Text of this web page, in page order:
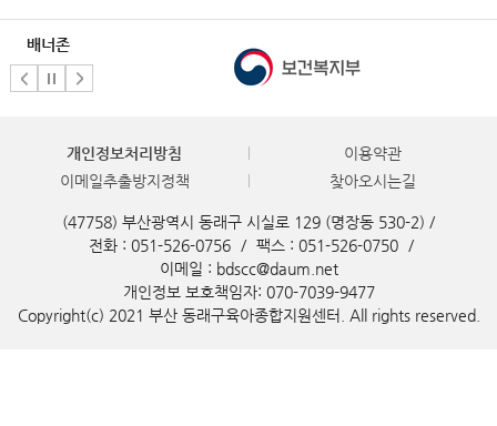
배너존
개인정보처리방침
이용약관
이메일추출방지정책
찾아오시는길
(47758) 부산광역시 동래구 시실로 129 (명장동 530-2) /
전화 : 051-526-0756
/ 팩스 : 051-526-0750
/
이메일 : bdscc@daum.net
개인정보 보호책임자: 070-7039-9477
Copyright(c) 2021 부산 동래구육아종합지원센터. All rights reserved.